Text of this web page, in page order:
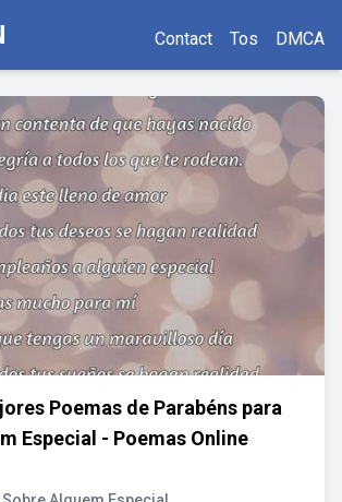
Contact Tos DMCA
Poemas de Parabéns para
Especial - Poemas Online